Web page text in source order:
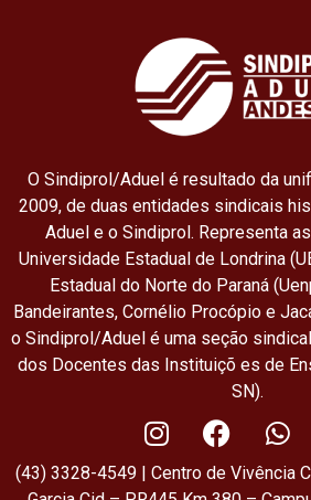
O Sindiprol/Aduel é resultado da
2009, de duas entidades sindicais
Aduel e o Sindiprol. Representa
Universidade Estadual de Londrina
Estadual do Norte do Paraná
Bandeirantes, Cornélio Procópio e
o Sindiprol/Aduel é uma seção
dos Docentes das Instituiçõ es de
SN).
(43) 3328-4549 | Centro de Vivência